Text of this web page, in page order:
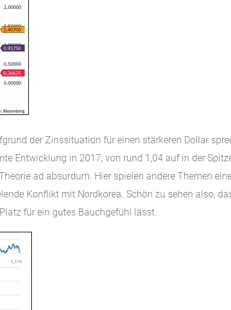
der Zinssituation für einen stärkeren Dollar
Entwicklung in 2017, von rund 1,04 auf in der
ad absurdum. Hier spielen andere Themen
Konflikt mit Nordkorea. Schön zu sehen also,
für ein gutes Bauchgefühl lässt.